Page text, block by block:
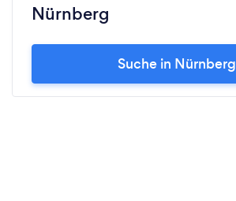
Nürnberg
Suche in Nürnberg